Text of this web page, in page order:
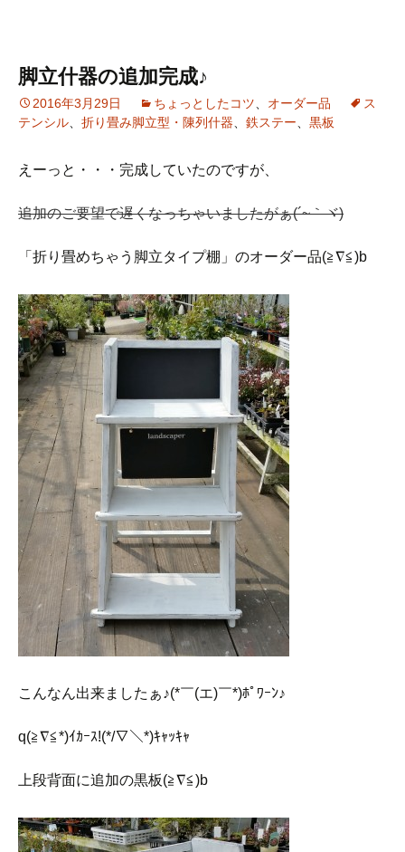
脚立什器の追加完成♪
2016年3月29日 ちょっとしたコツ オーダー品
ス
テンシル
折り畳み脚立型・陳列什器 鉄ステー 黒板
えーっと・・・完成していたのですが、
追加のご要望で遅くなっちゃいましたがぁ(´~｀ヾ)
「折り畳めちゃう脚立タイプ棚」のオーダー品(≧∇≦)b
こんなん出来ましたぁ♪(*￣(エ)￣*)ﾎﾟﾜｰﾝ♪
q(≧∇≦*)ｲｶｰｽ!(*/∇＼*)ｷｬｯｷｬ
上段背面に追加の黒板(≧∇≦)b